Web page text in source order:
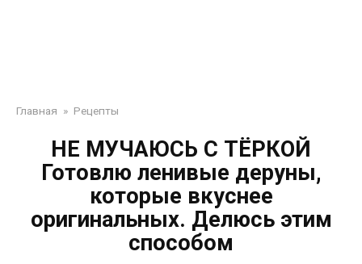
Главная » Рецепты
НЕ МУЧАЮСЬ С ТЁРКОЙ
Готовлю ленивые деруны,
которые вкуснее
оригинальных. Делюсь этим
способом